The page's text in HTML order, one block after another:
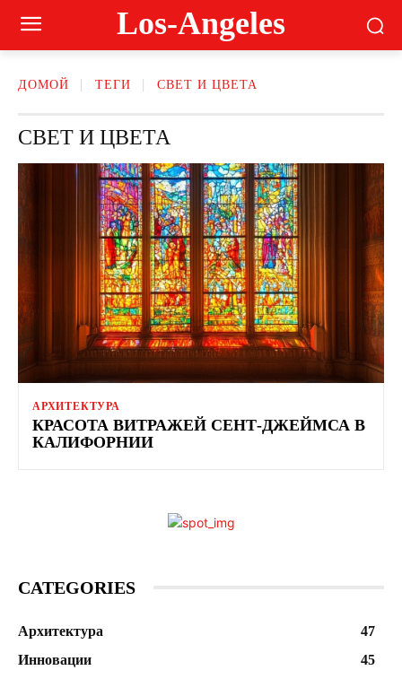
Los-Angeles
ДОМОЙ ТЕГИ СВЕТ И ЦВЕТА
СВЕТ И ЦВЕТА
АРХИТЕКТУРА
КРАСОТА ВИТРАЖЕЙ СЕНТ-ДЖЕЙМСА В
КАЛИФОРНИИ
CATEGORIES
Архитектура
47
Инновации
45